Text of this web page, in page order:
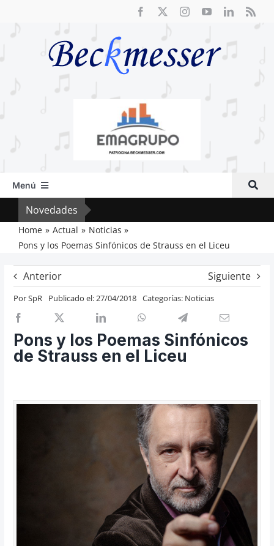
Menú
Inicio
Actual
Artículos
Crítica
Previos de ópera
Cosas de Beckmesser
Novedades
Home Actual
Noticias
Pons y los Poemas Sinfónicos de Strauss en el Liceu
Anterior Siguiente
PorSpR Publicado el: 27/04/2018 Categorías: Noticias
Pons y los Poemas Sinfónicos
de Strauss en el Liceu